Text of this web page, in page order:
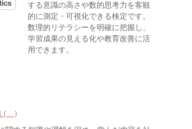
する意識の高さや数的思考力を客観
的に測定・可視化できる検定です。
数理的リテラシーを明確に把握し、
学習成果の見える化や教育改善に活
用できます。
(9)